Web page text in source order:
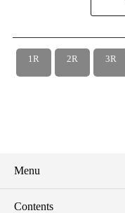
1R 2R 3R
Menu
Contents